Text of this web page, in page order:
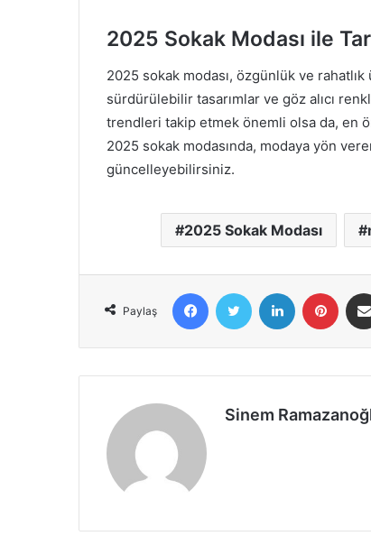
2025 Sokak Modası ile
2025 sokak modası, özgünlük ve
sürdürülebilir tasarımlar ve göz alıcı
trendleri takip etmek önemli olsa da, en
2025 sokak modasında, modaya yön
güncelleyebilirsiniz.
2025 Sokak Modası
Paylaş
Facebook LinkedIn
Sinem